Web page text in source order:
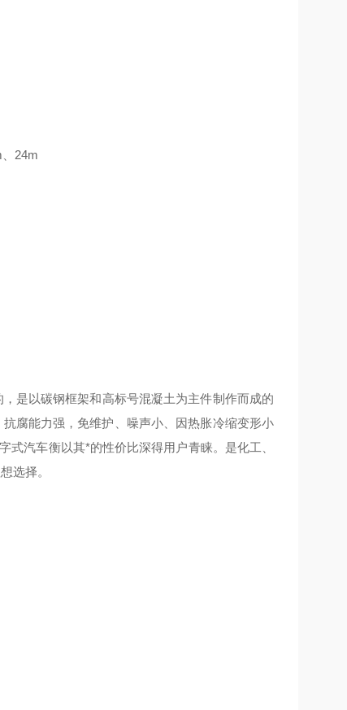
24m
是以碳钢框架和高标号混凝土为主件制作而成的
腐能力强，免维护、噪声小、因热胀冷缩变形小
汽车衡以其*的性价比深得用户青睐。是化工、
选择。